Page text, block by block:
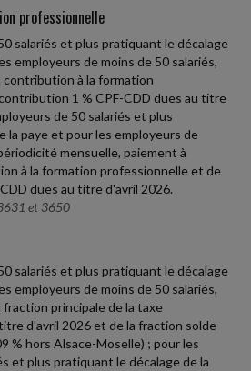
professionnelle
salariés et plus pratiquant le décalage
employeurs de moins de 50 salariés,
contribution à la formation
1 % CPF-CDD dues au titre
de 50 salariés et plus
la paye et pour les employeurs de
mensuelle, paiement à
à la formation professionnelle et de
dues au titre d'avril 2026.
et 3650
salariés et plus pratiquant le décalage
employeurs de moins de 50 salariés,
fraction principale de la taxe
d'avril 2026 et de la fraction solde
% hors Alsace-Moselle) ; pour les
et plus pratiquant le décalage de la